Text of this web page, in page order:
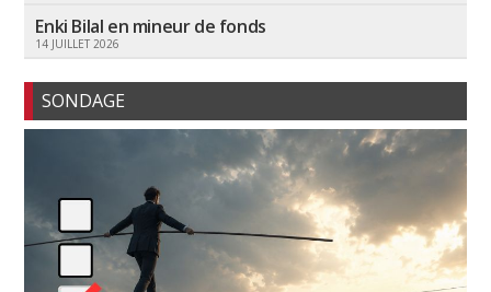
Enki Bilal en mineur de fonds
14 JUILLET 2026
SONDAGE